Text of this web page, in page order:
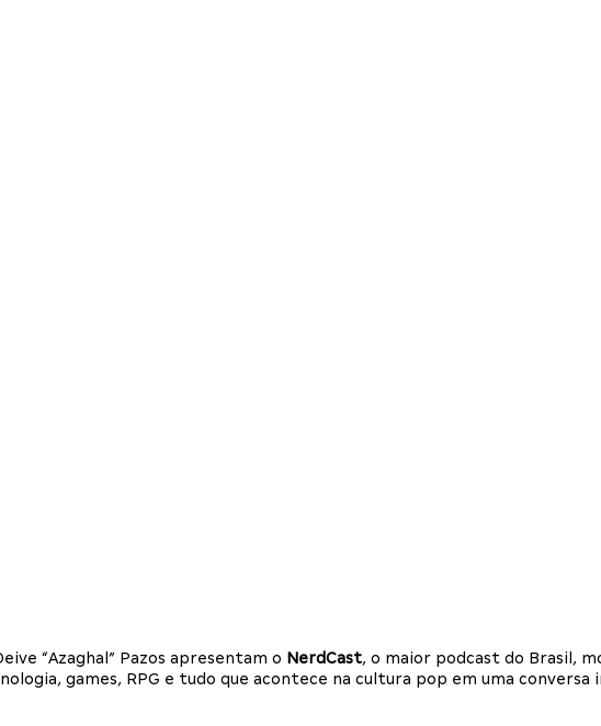
“Azaghal” Pazos apresentam o NerdCast, o maior podcast do Brasil,
games, RPG e tudo que acontece na cultura pop em uma